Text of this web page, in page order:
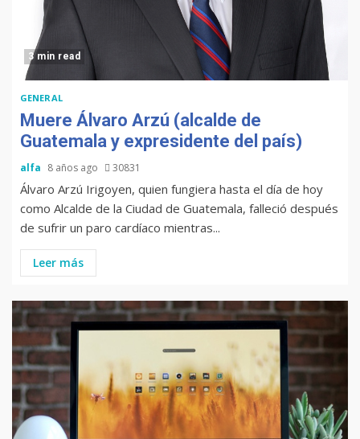
3 min read
GENERAL
Muere Álvaro Arzú (alcalde de
Guatemala y expresidente del país)
alfa 8 años ago 30831
Álvaro Arzú Irigoyen, quien fungiera hasta el día de hoy
como Alcalde de la Ciudad de Guatemala, falleció después
de sufrir un paro cardíaco mientras...
Leer más